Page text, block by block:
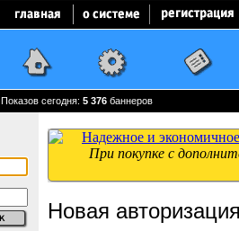
Показов сегодня: 5 376 баннеров
Новая